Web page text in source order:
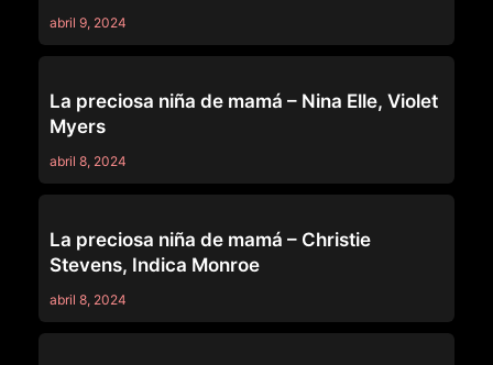
abril 9, 2024
La preciosa niña de mamá – Nina Elle, Violet
Myers
abril 8, 2024
La preciosa niña de mamá – Christie
Stevens, Indica Monroe
abril 8, 2024